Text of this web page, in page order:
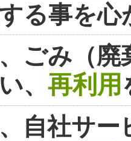
る事を心
ごみ（
、 再利用
自社サ